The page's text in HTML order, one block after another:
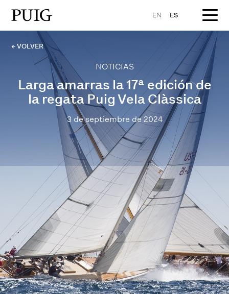
EN ES
← VOLVER
NOTICIAS
Larga amarras la 17ª edición de
la regata Puig Vela Clàssica
3 de septiembre de 2024